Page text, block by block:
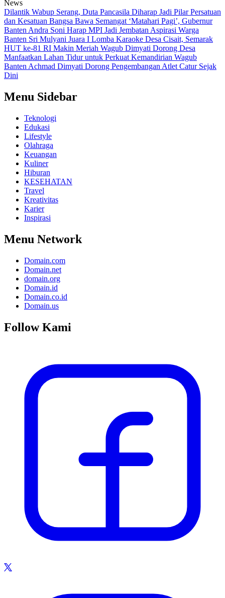
News
Dilantik Wabup Serang, Duta Pancasila Diharap Jadi Pilar Persatuan
dan Kesatuan Bangsa Bawa Semangat ‘Matahari Pagi’, Gubernur
Banten Andra Soni Harap MPI Jadi Jembatan Aspirasi Warga
Banten Sri Mulyani Juara I Lomba Karaoke Desa Cisait, Semarak
HUT ke-81 RI Makin Meriah Wagub Dimyati Dorong Desa
Manfaatkan Lahan Tidur untuk Perkuat Kemandirian Wagub
Banten Achmad Dimyati Dorong Pengembangan Atlet Catur Sejak
Dini
Menu Sidebar
Teknologi
Edukasi
Lifestyle
Olahraga
Keuangan
Kuliner
Hiburan
KESEHATAN
Travel
Kreativitas
Karier
Inspirasi
Menu Network
Domain.com
Domain.net
domain.org
Domain.id
Domain.co.id
Domain.us
Follow Kami